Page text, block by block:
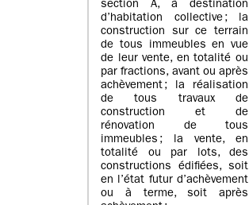
section A, à destination
d’habitation collective ; la
construction sur ce terrain
de tous immeubles en vue
de leur vente, en totalité ou
par fractions, avant ou après
achèvement ; la réalisation
de tous travaux de
construction et de
rénovation de tous
immeubles ; la vente, en
totalité ou par lots, des
constructions édifiées, soit
en l’état futur d’achèvement
ou à terme, soit après